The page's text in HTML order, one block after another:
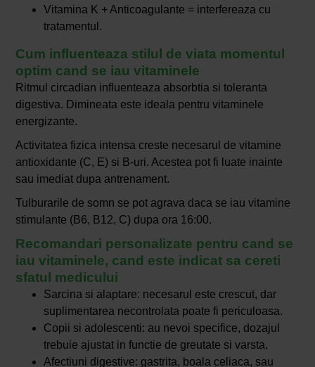
Vitamina K + Anticoagulante = interfereaza cu
tratamentul.
Cum influenteaza stilul de viata momentul
optim cand se iau vitaminele
Ritmul circadian influenteaza absorbtia si toleranta
digestiva. Dimineata este ideala pentru vitaminele
energizante.
Activitatea fizica intensa creste necesarul de vitamine
antioxidante (C, E) si B-uri. Acestea pot fi luate inainte
sau imediat dupa antrenament.
Tulburarile de somn se pot agrava daca se iau vitamine
stimulante (B6, B12, C) dupa ora 16:00.
Recomandari personalizate pentru cand se
iau vitaminele, cand este indicat sa cereti
sfatul medicului
Sarcina si alaptare: necesarul este crescut, dar
suplimentarea necontrolata poate fi periculoasa.
Copii si adolescenti: au nevoi specifice, dozajul
trebuie ajustat in functie de greutate si varsta.
Afectiuni digestive: gastrita, boala celiaca, sau